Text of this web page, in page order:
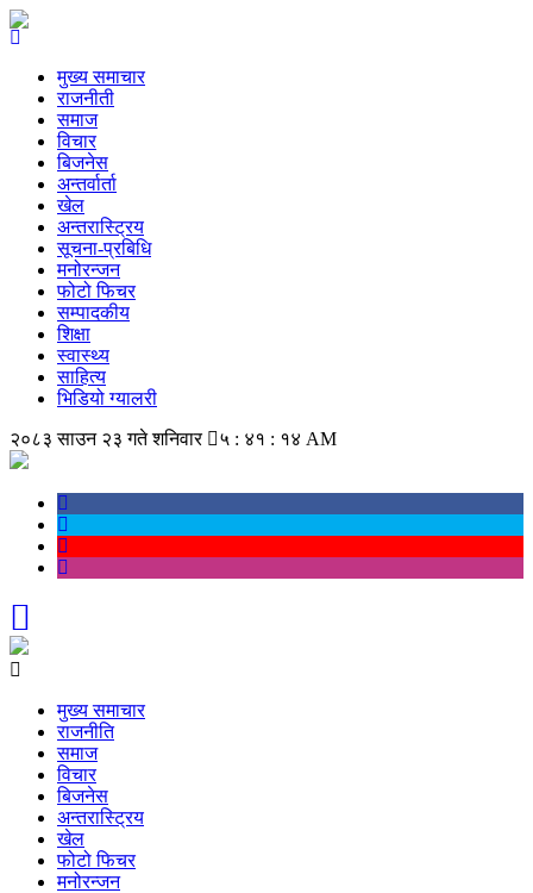
मुख्य समाचार
राजनीती
समाज
विचार
बिजनेस
अन्तर्वार्ता
खेल
अन्तरास्ट्रिय
सूचना-प्रबिधि
मनोरन्जन
फोटो फिचर
सम्पादकीय
शिक्षा
स्वास्थ्य
साहित्य
भिडियो ग्यालरी
२०८३ साउन २३ गते शनिवार
५ : ४१ : १४ AM
मुख्य समाचार
राजनीति
समाज
विचार
बिजनेस
अन्तरास्ट्रिय
खेल
फोटो फिचर
मनोरन्जन